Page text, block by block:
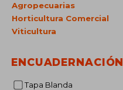
Agropecuarias
Horticultura Comercial
Viticultura
ENCUADERNACIÓN
Tapa Blanda